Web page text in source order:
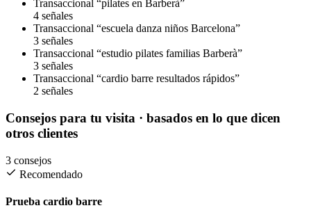
Transaccional “pilates en Barberà”
4 señales
Transaccional “escuela danza niños Barcelona”
3 señales
Transaccional “estudio pilates familias Barberà”
3 señales
Transaccional “cardio barre resultados rápidos”
2 señales
Consejos para tu visita · basados en lo que dicen
otros clientes
3 consejos
Recomendado
Prueba cardio barre